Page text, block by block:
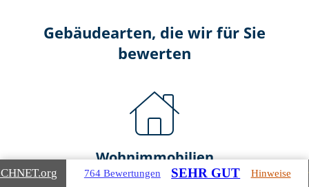
Gebäudearten, die wir für Sie
bewerten
Wohnimmobilien
.org 764 Bewertungen SEHR GUT Hinweise